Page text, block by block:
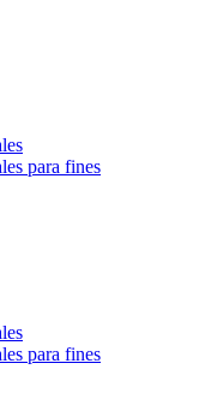
para fines
para fines